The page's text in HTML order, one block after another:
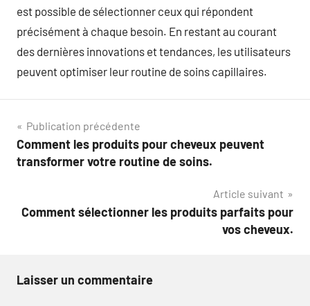
est possible de sélectionner ceux qui répondent
précisément à chaque besoin. En restant au courant
des dernières innovations et tendances, les utilisateurs
peuvent optimiser leur routine de soins capillaires.
Navigation
de
Publication précédente
Comment les produits pour cheveux peuvent
transformer votre routine de soins.
Article suivant
Comment sélectionner les produits parfaits pour
vos cheveux.
Laisser un commentaire